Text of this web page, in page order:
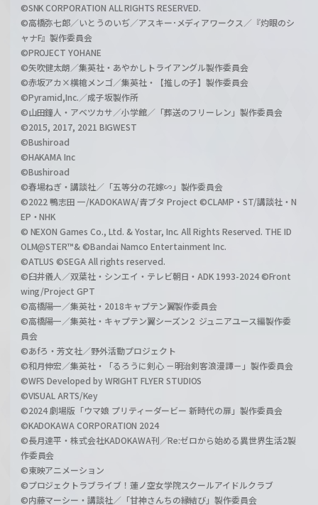
©SNK CORPORATION ALL RIGHTS RESERVED.
©高橋弥七郎／いとうのいぢ／アスキー･メディアワークス／『灼眼のシ
ャナF』製作委員会
©PROJECT YOHANE
©矢吹健太朗／集英社・あやかしトライアングル製作委員会
©赤坂アカ×横槍メンゴ／集英社・【推しの子】製作委員会
©Pyramid,Inc.／成子坂製作所
©山田鐘人・アベツカサ／小学館／「葬送のフリーレン」製作委員会
©2015, 2017, 2021 BIGWEST
©Bushiroad
©HAKAMA Inc
©Bushiroad
©春場ねぎ・講談社／「五等分の花嫁∽」製作委員会
©2022 鴨志田 一/KADOKAWA/青ブタ Project ©CLAMP・ST/講談社・N
EP・NHK
© NEXON Games Co., Ltd. & Yostar, Inc. All Rights Reserved. THE ID
OLM@STER™& ©Bandai Namco Entertainment Inc.
©ATLUS ©SEGA All rights reserved.
©臼井儀人／双葉社・シンエイ・テレビ朝日・ADK 1993-2024 ©Front
wing/Project GPT
©高橋陽一／集英社・2018キャプテン翼製作委員会
©高橋陽一／集英社・キャプテン翼シーズン２ ジュニアユース編製作委
員会
©あfろ・芳文社／野外活動プロジェクト
©和月伸宏／集英社・「るろうに剣心 －明治剣客浪漫譚－」製作委員会
©WFS Developed by WRIGHT FLYER STUDIOS
©VISUAL ARTS/Key
©2024 劇場版「ウマ娘 プリティーダービー 新時代の扉」製作委員会
©KADOKAWA CORPORATION 2024
©長月達平・株式会社KADOKAWA刊／Re:ゼロから始める異世界生活2製
作委員会
©東映アニメーション
©プロジェクトラブライブ！蓮ノ空女学院スクールアイドルクラブ
©内藤マーシー・講談社／「甘神さんちの縁結び」製作委員会